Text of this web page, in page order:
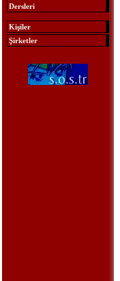
Dersleri
Kişiler
Şirketler